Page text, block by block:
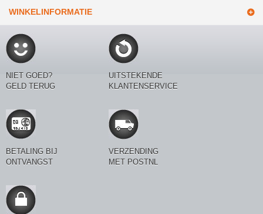
WINKELINFORMATIE
NIET GOED?
GELD TERUG
UITSTEKENDE
KLANTENSERVICE
BETALING BIJ
ONTVANGST
VERZENDING
MET POSTNL